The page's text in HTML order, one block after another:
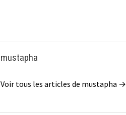
mustapha
Voir tous les articles de mustapha →